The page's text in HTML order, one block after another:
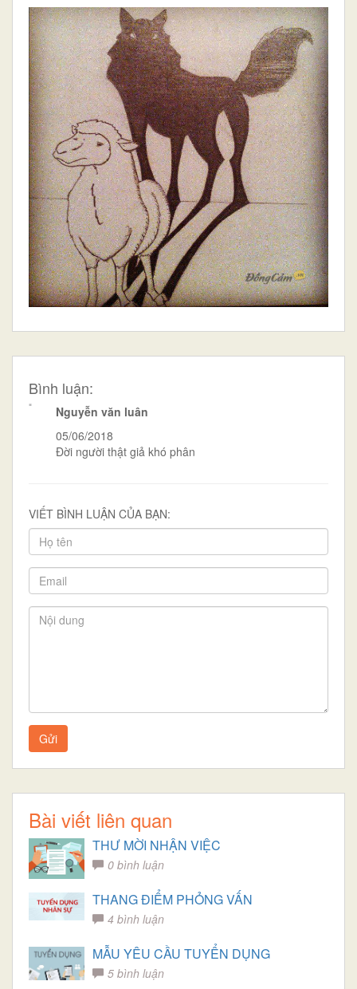
Bình luận:
Nguyễn văn luân
05/06/2018
Đời người thật giả khó phân
VIẾT BÌNH LUẬN CỦA BẠN:
Gửi
Bài viết liên quan
THƯ MỜI NHẬN VIỆC
0 bình luận
THANG ĐIỂM PHỎNG VẤN
4 bình luận
MẪU YÊU CẦU TUYỂN DỤNG
5 bình luận